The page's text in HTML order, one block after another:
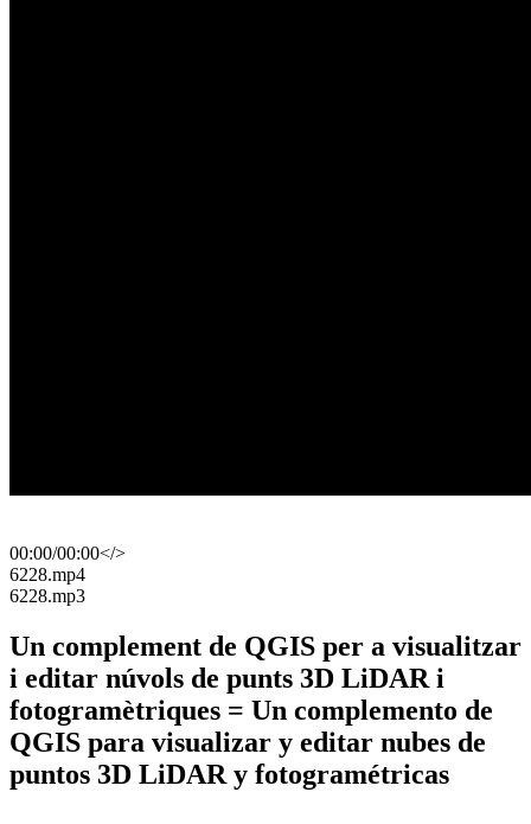
00:00/00:00</>
​6228.mp4
​6228.mp3
Un complement de QGIS per a visualitzar
i editar núvols de punts 3D LiDAR i
fotogramètriques = Un complemento de
QGIS para visualizar y editar nubes de
puntos 3D LiDAR y fotogramétricas